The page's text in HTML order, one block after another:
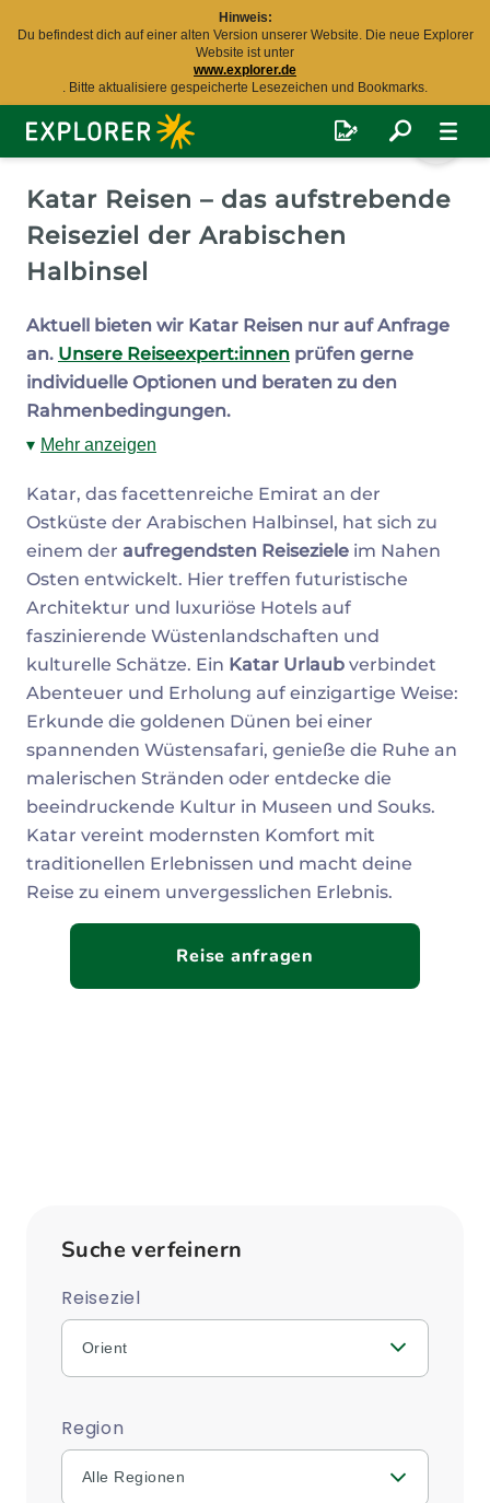
Hinweis:
Du befindest dich auf einer alten Version unserer Website. Die neue Explorer
Website ist unter
www.explorer.de
. Bitte aktualisiere gespeicherte Lesezeichen und Bookmarks.
Explorer
Fernreisen
Katar Reisen – das aufstrebende
Reiseziel der Arabischen
Halbinsel
Aktuell bieten wir Katar Reisen nur auf Anfrage
an. Unsere Reiseexpert:innen prüfen gerne
individuelle Optionen und beraten zu den
Rahmenbedingungen.
Mehr anzeigen
Katar, das facettenreiche Emirat an der
Ostküste der Arabischen Halbinsel, hat sich zu
einem der aufregendsten Reiseziele im Nahen
Osten entwickelt. Hier treffen futuristische
Architektur und luxuriöse Hotels auf
faszinierende Wüstenlandschaften und
kulturelle Schätze. Ein Katar Urlaub verbindet
Abenteuer und Erholung auf einzigartige Weise:
Erkunde die goldenen Dünen bei einer
spannenden Wüstensafari, genieße die Ruhe an
malerischen Stränden oder entdecke die
beeindruckende Kultur in Museen und Souks.
Katar vereint modernsten Komfort mit
traditionellen Erlebnissen und macht deine
Reise zu einem unvergesslichen Erlebnis.
Reise anfragen
Suche verfeinern
Reiseziel
Orient
Region
Alle Regionen